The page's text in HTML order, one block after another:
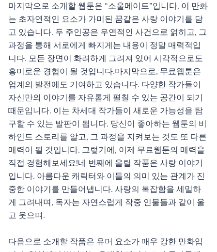
마지막으로 소개할 웹툰은 “소울메이트”입니다. 이 만화
는 초자연적인 요소가 가미된 꿈같은 사랑 이야기를 담
고 있습니다. 두 주인공은 우연적인 사건으로 얽히고, 그
과정을 통해 서로에게 빠지게는 내용이 정말 매력적입
니다. 모든 장면이 화려하게 그려져 있어 시각적으로도
흥미로운 경험이 될 것입니다.마지막으로, 무료웹툰은
업계의 발전에도 기여하고 있습니다. 다양한 작가들이
자신만의 이야기를 자유롭게 펼칠 수 있는 공간이 되기
때문입니다. 이는 차세대 작가들이 새로운 가능성을 탐
구할 수 있는 발판이 됩니다. 당신이 좋아하는 웹툰의 비
하인드 스토리를 알고, 그 과정을 지켜보는 것도 또 다른
매력이 될 것입니다. 그렇기에, 이제 무료웹툰의 매력을
직접 경험해보세요!네 번째에 올릴 작품은 사랑 이야기
입니다. 아름다운 캐릭터와 이들의 의미 있는 관계가 진
중한 이야기를 만들어냅니다. 사랑의 복잡함을 세밀하
게 그려내며, 독자는 자연스럽게 작중 인물들과 같이 울
고 웃으며.
다음으로 소개할 작품은 유머 요소가 매우 강한 만화입